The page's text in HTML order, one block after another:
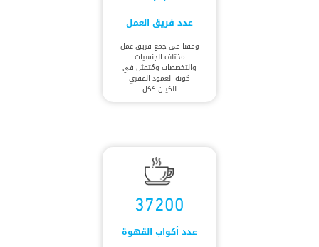
عدد فريق العمل
وفقنا في جمع فريق عمل
مختلف الجنسيات
والتخصصات ومُتمثل في
كونه العمود الفقري
للكيان ككل
37200
عدد أكواب القهوة